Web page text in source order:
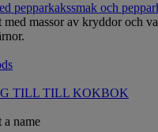
pepparkakssmak och
med massor av kryddor och
TILL TILL KOKBOK